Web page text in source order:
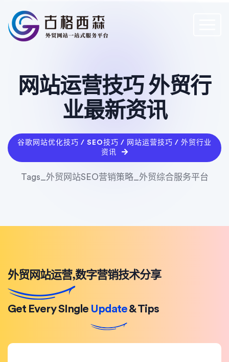
网站运营技巧 外贸行
业最新资讯
谷歌网站优化技巧 / SEO技巧 / 网站运营技巧 / 外贸行业
资讯
Tags_外贸网站SEO营销策略_外贸综合服务平台
外贸网站运营,数字营销技术分享
Get Every SIngle Update& Tips